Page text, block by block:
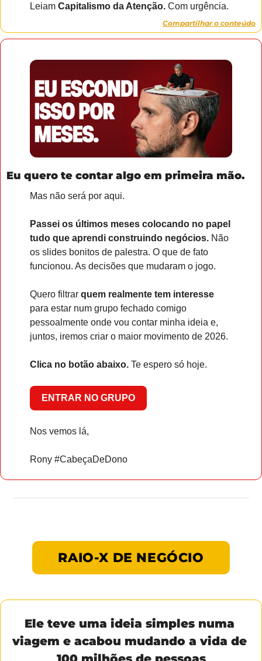
Leiam Capitalismo da Atenção. Com urgência.
Compartilhar o conteúdo
Eu quero te contar algo em primeira mão.
Mas não será por aqui.
Passei os últimos meses colocando no papel
tudo que aprendi construindo negócios. Não
os slides bonitos de palestra. O que de fato
funcionou. As decisões que mudaram o jogo.
Quero filtrar quem realmente tem interesse
para estar num grupo fechado comigo
pessoalmente onde vou contar minha ideia e,
juntos, iremos criar o maior movimento de 2026.
Clica no botão abaixo. Te espero só hoje.
ENTRAR NO GRUPO
Nos vemos lá,
Rony #CabeçaDeDono
RAIO-X DE NEGÓCIO
Ele teve uma ideia simples numa
viagem e acabou mudando a vida de